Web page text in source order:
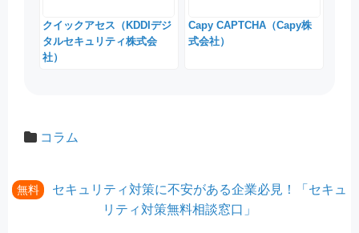
クイックアセス（KDDIデジ
タルセキュリティ株式会
社）
Capy CAPTCHA（Capy株
式会社）
コラム
無料
セキュリティ対策に不安がある企業必見！「セキュ
リティ対策無料相談窓口」